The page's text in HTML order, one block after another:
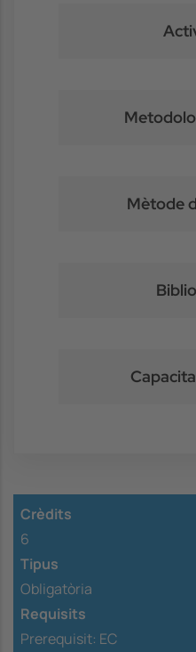
Mètode
Crèdits
6
Tipus
Obligatòria
Requisits
Prerequisit: EC